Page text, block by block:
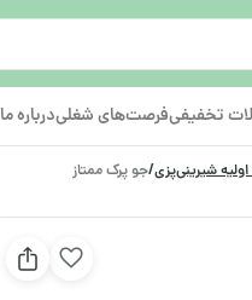
تخفیفیفرصت‌های شغلیدرباره ما
شیرینی‌پزی/جو پرک ممتاز